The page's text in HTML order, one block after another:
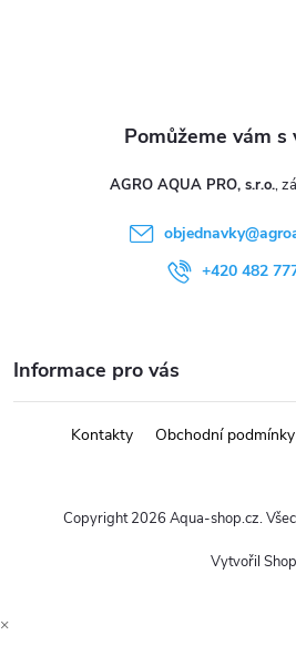
AGRO AQUA PRO, s.r.o.
objednavky@
+420 482
Informace pro vás
Kontakty Obchodní podmínky
Vytvořil
Copyright 2026 Aqua-shop.cz.
×